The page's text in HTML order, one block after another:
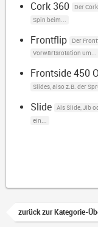
Cork 360
Der
Spin beim...
Frontflip
Der
Vorwärtsrotation um...
Frontside 450
Slides, also z.B. der
Slide
Als Slide, Jib
ein...
zurück zur Kategorie-